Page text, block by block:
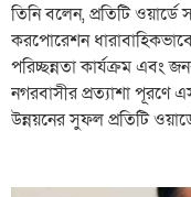
তিনি বলেন, প্রতিটি ওয়ার্ডে
করপোরেশন
পরিচ্ছন্নতা কার্যক্রম এবং
নগরবাসীর প্রত্যাশা
উন্নয়নের সুফল প্রতিটি